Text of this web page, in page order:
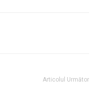
Articolul Următor